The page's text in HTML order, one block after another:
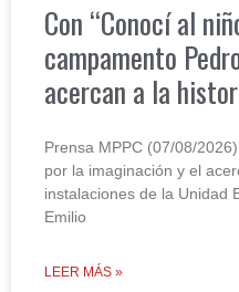
Con “Conocí al
campamento
acercan a la
Prensa MPPC (07/08/
por la imaginación y el
instalaciones de la Unidad
Emilio
LEER MÁS »